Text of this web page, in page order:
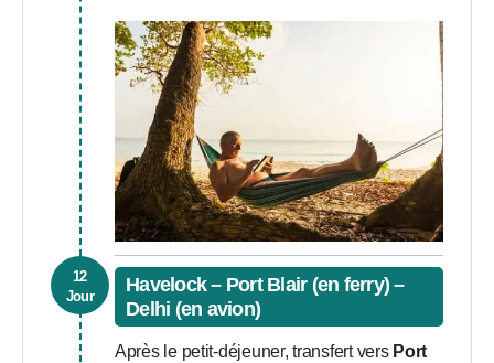
12
Jour
Havelock – Port Blair (en ferry) –
Delhi (en avion)
Après le petit-déjeuner, transfert vers Port